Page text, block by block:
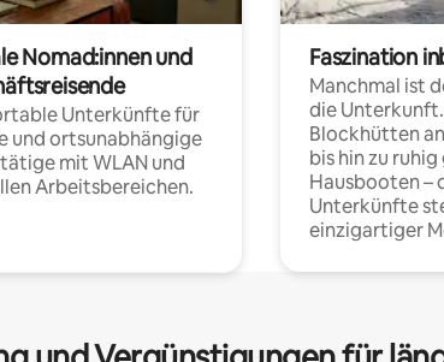
Nomad:innen und
Unterkünfte für
und ortsunabhängige
mit WLAN und
Arbeitsbereichen.
Faszination
Manchmal ist
die
Blockhütten
bis hin zu
Hausbooten –
Unterkünfte
einzigartiger